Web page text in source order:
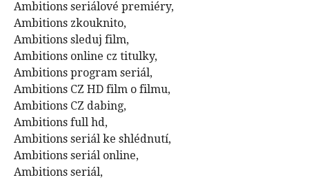
Ambitions seriálové premiéry,
Ambitions zkouknito,
Ambitions sleduj film,
Ambitions online cz titulky,
Ambitions program seriál,
Ambitions CZ HD film o filmu,
Ambitions CZ dabing,
Ambitions full hd,
Ambitions seriál ke shlédnutí,
Ambitions seriál online,
Ambitions seriál,